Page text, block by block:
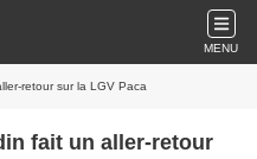
MENU
retour sur la LGV Paca
fait un aller-retour